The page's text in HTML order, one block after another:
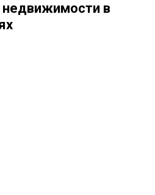
недвижимости в